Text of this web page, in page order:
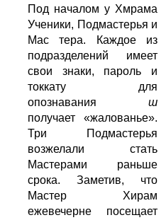
Под началом у Хмрама
Ученики, Подмастерья и
Мас тера. Каждое из
подразделений имеет
свои знаки, пароль и
токкату для
опознавания ш
получает «жалованье».
Три Подмастерья
возжелали стать
Мастерами раньше
срока. Заметив, что
Мастер Хирам
ежевечерне посещает